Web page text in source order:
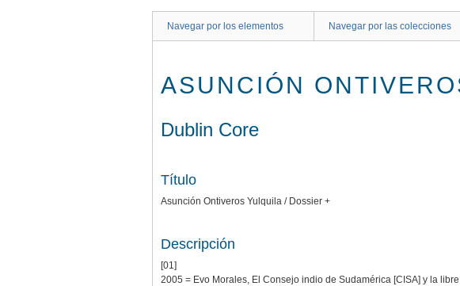
Navegar por los elementos Navegar por las colecciones
ASUNCIÓN
Dublin Core
Título
Asunción Ontiveros Yulquila / Dossier +
Descripción
[01]
2005 = Evo Morales, El Consejo indio de Sudamérica [CISA] y la